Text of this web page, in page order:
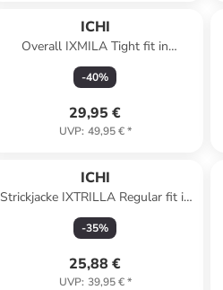
ICHI
Overall IXMILA Tight fit in
Kalamata
-40%
29,95 €
UVP: 49,95 €*
ICHI
Strickjacke IXTRILLA Regular fit in
Light grey melange
-35%
25,88 €
UVP: 39,95 €*